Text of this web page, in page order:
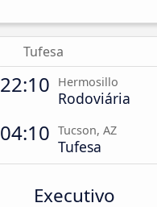
Tufesa
22:10 Hermosillo
Rodoviária
04:10 Tucson, AZ
Tufesa
Executivo